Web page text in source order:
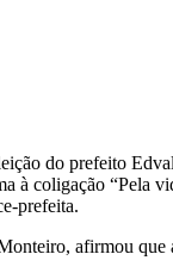
do prefeito
à coligação “Pela
prefeita.
afirmou que